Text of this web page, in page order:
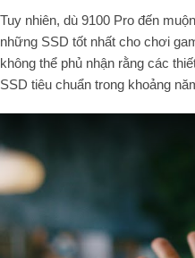
Tuy nhiên, dù 9100 Pro đến
những SSD tốt nhất cho chơi
không thể phủ nhận rằng các
SSD tiêu chuẩn trong khoảng